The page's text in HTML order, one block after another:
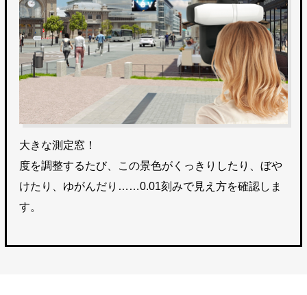
大きな測定窓！
度を調整するたび、この景色がくっきりしたり、ぼや
けたり、ゆがんだり……0.01刻みで見え方を確認しま
す。